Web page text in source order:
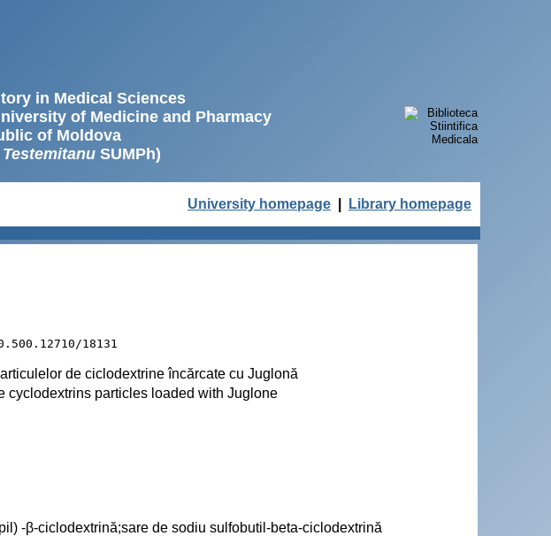
in Medical Sciences
of Medicine and Pharmacy
of Moldova
SUMPh)
University homepage Library homepage
18131
de ciclodextrine încărcate cu Juglonă
cyclodextrins particles loaded with Juglone
-β-ciclodextrină;sare de sodiu sulfobutil-beta-ciclodextrină